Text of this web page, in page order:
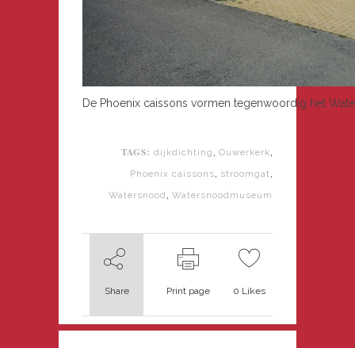
De Phoenix caissons vormen tegenwoordig het
TAGS: dijkdichting , Ouwerkerk,
Phoenix caissons, stroomgat,
Watersnood , Watersnoodmuseum
Share Print page 0 Likes